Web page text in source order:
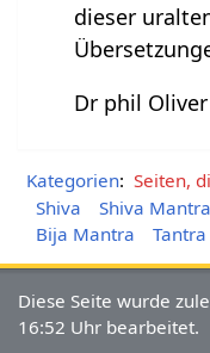
dieser
Dr phil
Kategorien: Seiten,
Shiva
Shiva Mantra
Bija Mantra
Tantra
Diese Seite wurde
16:52 Uhr bearbeitet.